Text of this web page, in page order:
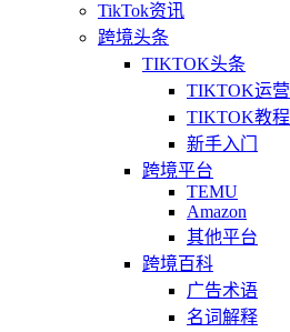
TikTok资讯
跨境头条
TIKTOK头条
TIKTOK运营
TIKTOK教程
新手入门
跨境平台
TEMU
Amazon
其他平台
跨境百科
广告术语
名词解释